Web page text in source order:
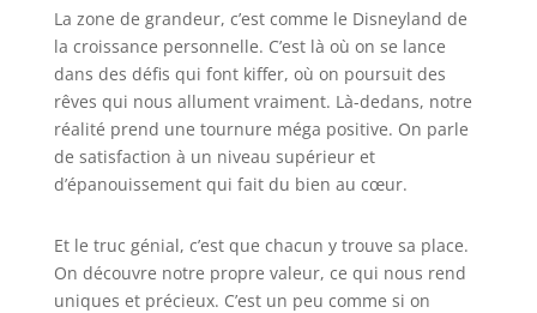
La zone de grandeur, c’est comme le Disneyland de
la croissance personnelle. C’est là où on se lance
dans des défis qui font kiffer, où on poursuit des
rêves qui nous allument vraiment. Là-dedans, notre
réalité prend une tournure méga positive. On parle
de satisfaction à un niveau supérieur et
d’épanouissement qui fait du bien au cœur.
Et le truc génial, c’est que chacun y trouve sa place.
On découvre notre propre valeur, ce qui nous rend
uniques et précieux. C’est un peu comme si on